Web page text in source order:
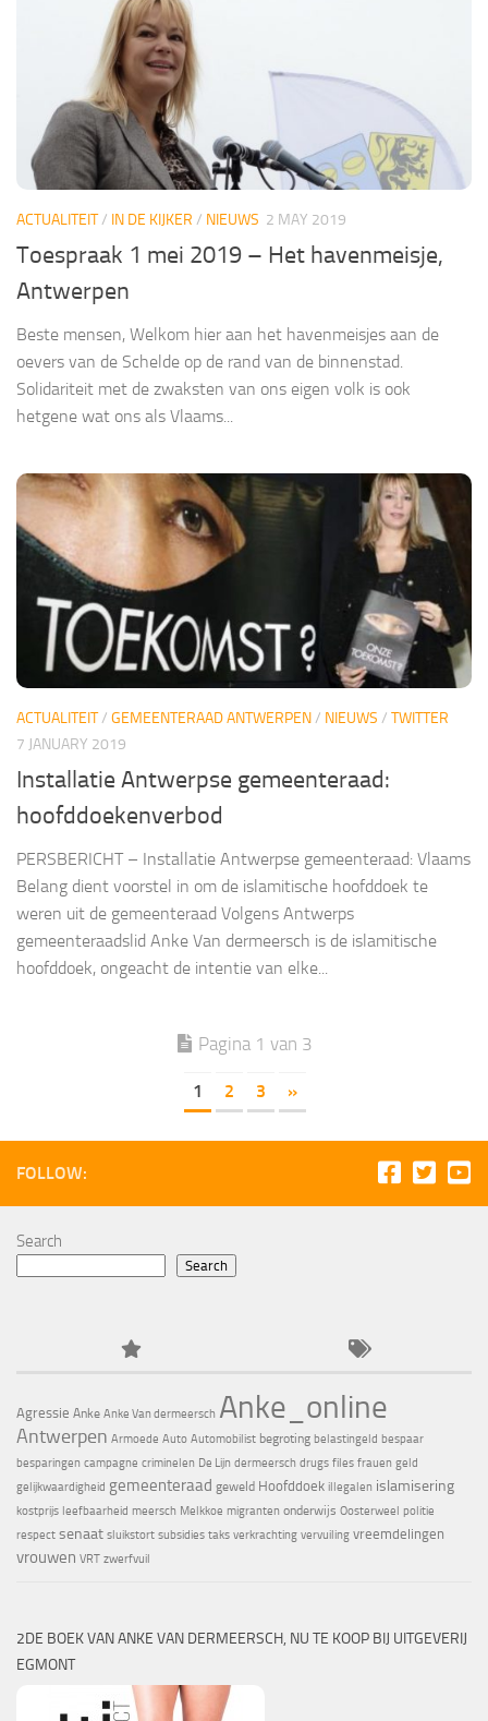
ACTUALITEIT/ IN DE KIJKER / NIEUWS 2 MAY 2019
Toespraak 1 mei 2019 – Het havenmeisje,
Antwerpen
Beste mensen, Welkom hier aan het havenmeisjes aan de
oevers van de Schelde op de rand van de binnenstad.
Solidariteit met de zwaksten van ons eigen volk is ook
hetgene wat ons als Vlaams...
ACTUALITEIT/ GEMEENTERAAD ANTWERPEN/ NIEUWS / TWITTER
7 JANUARY 2019
Installatie Antwerpse gemeenteraad:
hoofddoekenverbod
PERSBERICHT – Installatie Antwerpse gemeenteraad: Vlaams
Belang dient voorstel in om de islamitische hoofddoek te
weren uit de gemeenteraad Volgens Antwerps
gemeenteraadslid Anke Van dermeersch is de islamitische
hoofddoek, ongeacht de intentie van elke...
Pagina 1 van 3
1 2 3 »
FOLLOW:
Search
Search
Agressie Anke Anke Van dermeersch Anke_online
Antwerpen Armoede Auto Automobilist begroting belastingeld bespaar
besparingen campagne criminelen De Lijn dermeersch drugs files frauen geld
gelijkwaardigheid gemeenteraad geweld Hoofddoek illegalen islamisering
kostprijs leefbaarheid meersch Melkkoe migranten onderwijs Oosterweel politie
respect senaat sluikstort subsidies taks verkrachting vervuiling vreemdelingen
vrouwen VRT zwerfvuil
2DE BOEK VAN ANKE VAN DERMEERSCH, NU TE KOOP BIJ UITGEVERIJ
EGMONT